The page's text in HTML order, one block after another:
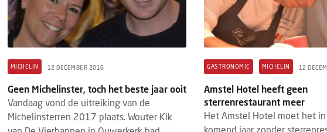
MICHELIN 12 DECEMBER 2016
Geen Michelinster, toch het beste jaar ooit
Vandaag vond de uitreiking van de
Michelinsterren 2017 plaats. Wouter Kik
GASTRONOMIE MICHELIN 12
Amstel Hotel heeft geen
sterrenrestaurant meer
Het Amstel Hotel moet het
komend jaar zonder